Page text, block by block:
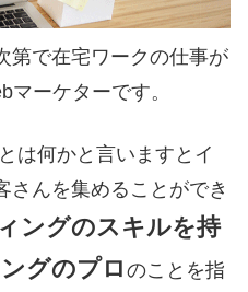
第で在宅ワークの仕事が
ーケターです。
は何かと言いますとイ
さんを集めることができ
ングのスキルを持
グのプロ のことを指